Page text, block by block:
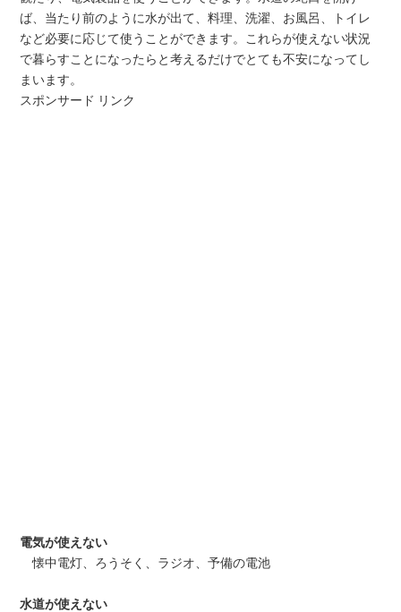
ば、当たり前のように水が出て、料理、洗濯、お風呂、トイレ
など必要に応じて使うことができます。これらが使えない状況
で暮らすことになったらと考えるだけでとても不安になってし
まいます。
スポンサード リンク
電気が使えない
懐中電灯、ろうそく、ラジオ、予備の電池
水道が使えない